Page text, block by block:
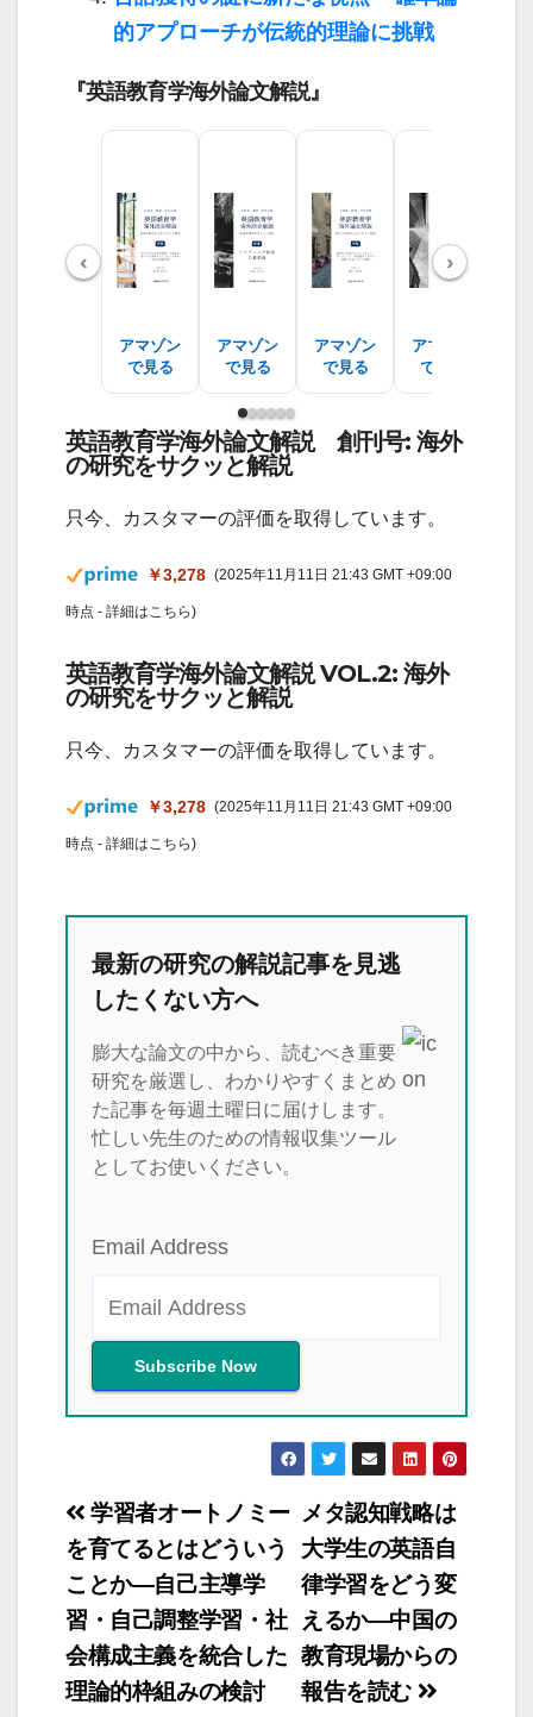
的アプローチが伝統的理論に挑戦
『英語教育学海外論文解説』
‹
アマゾン
で見る
アマゾン
で見る
アマゾン
で見る
アマゾン
で見る
›
英語教育学海外論文解説 創刊号: 海外
の研究をサクッと解説
只今、カスタマーの評価を取得しています。
￥3,278 (2025年11月11日 21:43 GMT +09:00
時点 - 詳細はこちら)
英語教育学海外論文解説 VOL.2: 海外
の研究をサクッと解説
只今、カスタマーの評価を取得しています。
￥3,278 (2025年11月11日 21:43 GMT +09:00
時点 - 詳細はこちら)
最新の研究の解説記事を見逃
したくない方へ
膨大な論文の中から、読むべき重要
研究を厳選し、わかりやすくまとめ
た記事を毎週土曜日に届けします。
忙しい先生のための情報収集ツール
としてお使いください。
Email Address
投
稿
ナ
ビ
ゲ
メタ認知戦略は
大学生の英語自
律学習をどう変
えるか―中国の
教育現場からの
報告を読む
学習者オートノミー
を育てるとはどういう
ことか―自己主導学
習・自己調整学習・社
会構成主義を統合した
理論的枠組みの検討